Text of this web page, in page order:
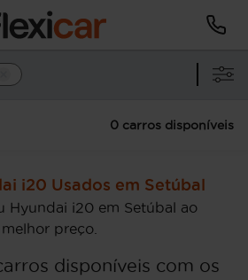
0 carros disponíveis
i20 Usados em Setúbal
Hyundai i20 em Setúbal ao
melhor preço.
disponíveis com os